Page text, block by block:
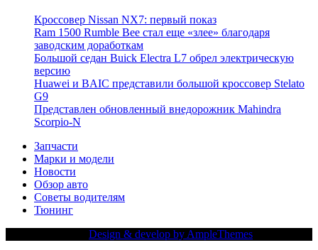
Кроссовер Nissan NX7: первый показ
Ram 1500 Rumble Bee стал еще «злее» благодаря
заводским доработкам
Большой седан Buick Electra L7 обрел электрическую
версию
Huawei и BAIC представили большой кроссовер Stelato
G9
Представлен обновленный внедорожник Mahindra
Scorpio-N
Запчасти
Марки и модели
Новости
Обзор авто
Советы водителям
Тюнинг
Design & develop by AmpleThemes